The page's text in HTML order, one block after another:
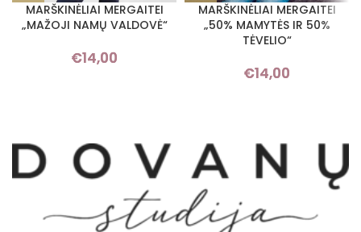
MARŠKINĖLIAI MERGAITEI
„MAŽOJI NAMŲ VALDOVĖ“
€14,00
MARŠKINĖLIAI MERGAITEI
„50% MAMYTĖS IR 50%
TĖVELIO“
€14,00